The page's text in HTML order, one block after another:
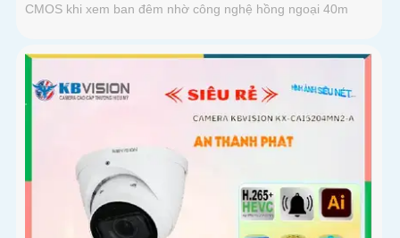
CMOS khi xem ban đêm nhờ công nghệ hồng ngoại 40m